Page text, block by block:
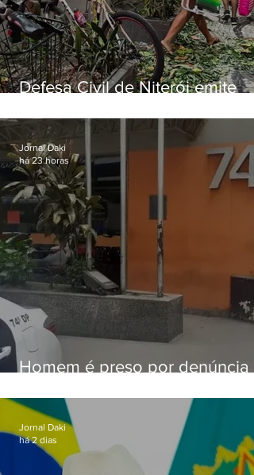
Defesa Civil de Niterói emite
sexta-feira (07)
Homem é preso por denúncia
Alcântara
Jornal Daki
há 23 horas
Jornal Daki
há 2 dias